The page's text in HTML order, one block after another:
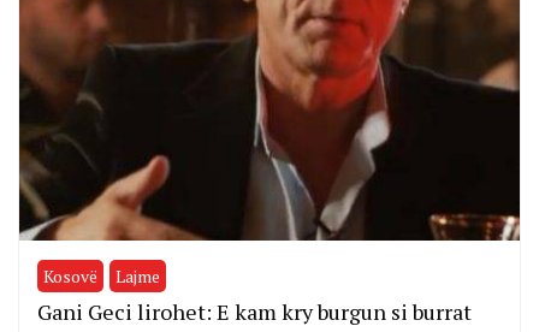
Kosovë Lajme
Gani Geci lirohet: E kam kry burgun si burrat